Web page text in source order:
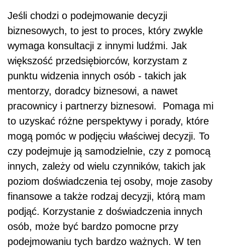
Jeśli chodzi o podejmowanie decyzji
biznesowych, to jest to proces, który zwykle
wymaga konsultacji z innymi ludźmi. Jak
większość przedsiębiorców, korzystam z
punktu widzenia innych osób - takich jak
mentorzy, doradcy biznesowi, a nawet
pracownicy i partnerzy biznesowi.
Pomaga mi
to uzyskać różne perspektywy i porady, które
mogą pomóc w podjęciu właściwej decyzji. To
czy podejmuje ją samodzielnie, czy z pomocą
innych, zależy od wielu czynników, takich jak
poziom doświadczenia tej osoby, moje zasoby
finansowe a także rodzaj decyzji, którą mam
podjąć. Korzystanie z doświadczenia innych
osób, może być bardzo pomocne przy
podejmowaniu tych bardzo ważnych. W ten